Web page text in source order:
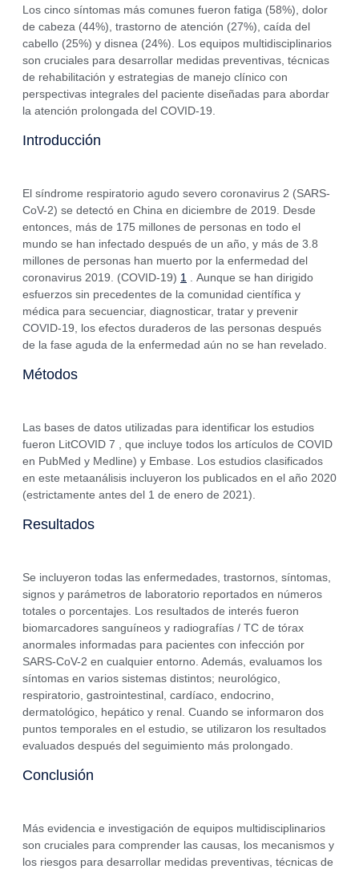
Los cinco síntomas más comunes fueron fatiga (58%), dolor
de cabeza (44%), trastorno de atención (27%), caída del
cabello (25%) y disnea (24%). Los equipos multidisciplinarios
son cruciales para desarrollar medidas preventivas, técnicas
de rehabilitación y estrategias de manejo clínico con
perspectivas integrales del paciente diseñadas para abordar
la atención prolongada del COVID-19.
Introducción
El síndrome respiratorio agudo severo coronavirus 2 (SARS-
CoV-2) se detectó en China en diciembre de 2019. Desde
entonces, más de 175 millones de personas en todo el
mundo se han infectado después de un año, y más de 3.8
millones de personas han muerto por la enfermedad del
coronavirus 2019. (COVID-19) 1
. Aunque se han dirigido
esfuerzos sin precedentes de la comunidad científica y
médica para secuenciar, diagnosticar, tratar y prevenir
COVID-19, los efectos duraderos de las personas después
de la fase aguda de la enfermedad aún no se han revelado.
Métodos
Las bases de datos utilizadas para identificar los estudios
fueron LitCOVID 7 , que incluye todos los artículos de COVID
en PubMed y Medline) y Embase. Los estudios clasificados
en este metaanálisis incluyeron los publicados en el año 2020
(estrictamente antes del 1 de enero de 2021).
Resultados
Se incluyeron todas las enfermedades, trastornos, síntomas,
signos y parámetros de laboratorio reportados en números
totales o porcentajes. Los resultados de interés fueron
biomarcadores sanguíneos y radiografías / TC de tórax
anormales informadas para pacientes con infección por
SARS-CoV-2 en cualquier entorno. Además, evaluamos los
síntomas en varios sistemas distintos; neurológico,
respiratorio, gastrointestinal, cardíaco, endocrino,
dermatológico, hepático y renal. Cuando se informaron dos
puntos temporales en el estudio, se utilizaron los resultados
evaluados después del seguimiento más prolongado.
Conclusión
Más evidencia e investigación de equipos multidisciplinarios
son cruciales para comprender las causas, los mecanismos y
los riesgos para desarrollar medidas preventivas, técnicas de